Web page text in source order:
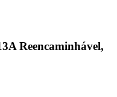
Reencaminhável,